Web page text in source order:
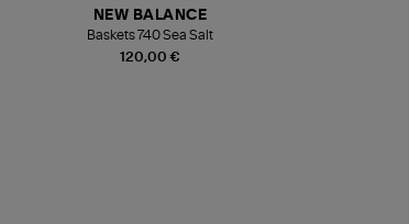
120,00 €
NEW BALANCE
Baskets 740 Sea Salt